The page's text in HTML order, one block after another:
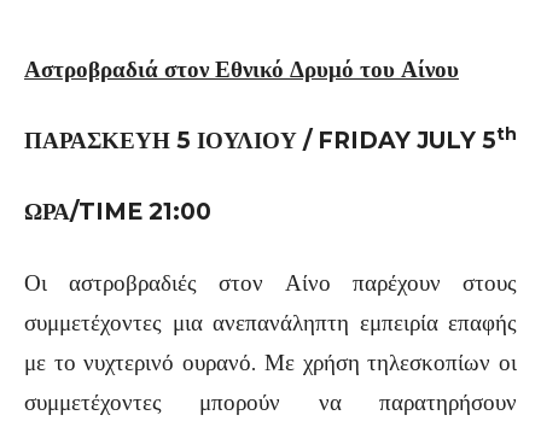
Αστροβραδιά στον Εθνικό Δρυμό του Αίνου
ΠΑΡΑΣΚΕΥΗ 5 ΙΟΥΛΙΟΥ / FRIDAY JULY 5th
ΩΡΑ/TIME 21:00
Οι αστροβραδιές στον Αίνο παρέχουν στους
συμμετέχοντες μια ανεπανάληπτη εμπειρία επαφής
με το νυχτερινό ουρανό. Με χρήση τηλεσκοπίων οι
συμμετέχοντες μπορούν να παρατηρήσουν